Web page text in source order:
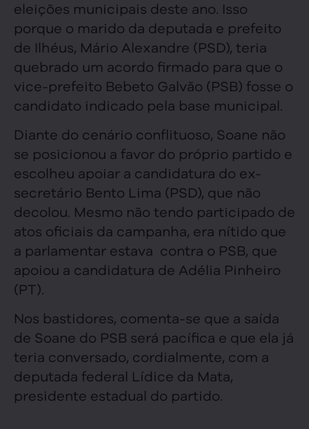
eleições municipais deste ano. Isso
porque o marido da deputada e prefeito
de Ilhéus, Mário Alexandre (PSD), teria
quebrado um acordo firmado para que o
vice-prefeito Bebeto Galvão (PSB) fosse o
candidato indicado pela base municipal.
Diante do cenário conflituoso, Soane não
se posicionou a favor do próprio partido e
escolheu apoiar a candidatura do ex-
secretário Bento Lima (PSD), que não
decolou. Mesmo não tendo participado de
atos oficiais da campanha, era nítido que
a parlamentar estava contra o PSB, que
apoiou a candidatura de Adélia Pinheiro
(PT).
Nos bastidores, comenta-se que a saída
de Soane do PSB será pacífica e que ela já
teria conversado, cordialmente, com a
deputada federal Lídice da Mata,
presidente estadual do partido.